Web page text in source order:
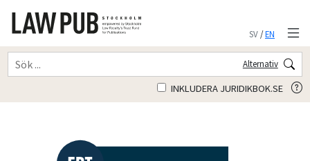
SV/EN
Alternativ
INKLUDERA JURIDIKBOK.SE